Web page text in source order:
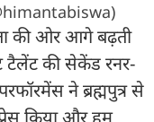
की ओर आगे बढ़ती
टैलेंट की सेकेंड रनर-
ने ब्रह्मपुत्र से